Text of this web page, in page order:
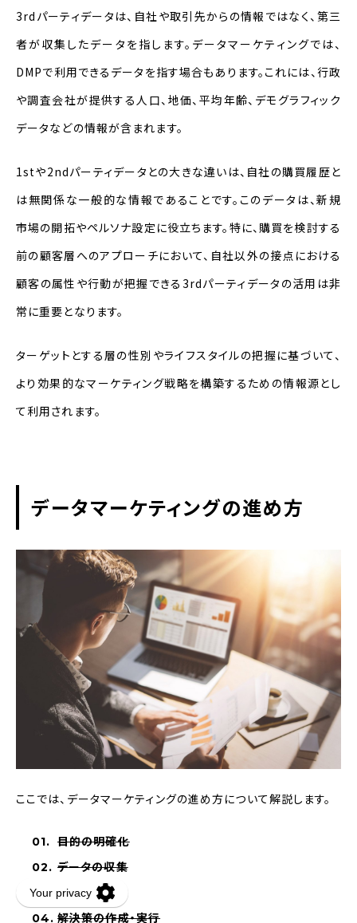
3rdパーティデータは、自社や取引先からの情報ではなく、第三
者が収集したデータを指します。データマーケティングでは、
DMPで利用できるデータを指す場合もあります。これには、行政
や調査会社が提供する人口、地価、平均年齢、デモグラフィック
データなどの情報が含まれます。
1stや2ndパーティデータとの大きな違いは、自社の購買履歴と
は無関係な一般的な情報であることです。このデータは、新規
市場の開拓やペルソナ設定に役立ちます。特に、購買を検討する
前の顧客層へのアプローチにおいて、自社以外の接点における
顧客の属性や行動が把握できる3rdパーティデータの活用は非
常に重要となります。
ターゲットとする層の性別やライフスタイルの把握に基づいて、
より効果的なマーケティング戦略を構築するための情報源とし
て利用されます。
データマーケティングの進め方
ここでは、データマーケティングの進め方について解説します。
目的の明確化
データの収集
データの分析
解決策の作成・実行